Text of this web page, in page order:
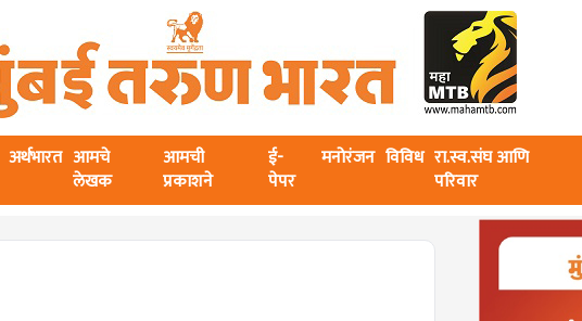
अर्थभारत आमचे
लेखक
आमची
प्रकाशने
ई-
पेपर
मनोरंजन विविध रा.स्व.संघ आणि
परिवार